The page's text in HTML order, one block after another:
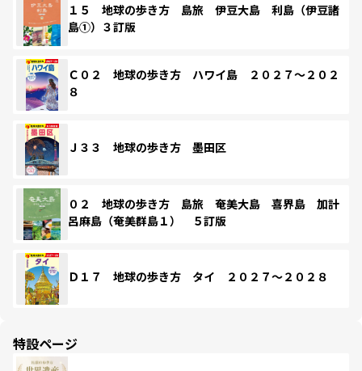
１５ 地球の歩き方 島旅 伊豆大島 利島（伊豆諸
島①）３訂版
Ｃ０２ 地球の歩き方 ハワイ島 ２０２７～２０２
８
Ｊ３３ 地球の歩き方 墨田区
０２ 地球の歩き方 島旅 奄美大島 喜界島 加計
呂麻島（奄美群島１） ５訂版
Ｄ１７ 地球の歩き方 タイ ２０２７～２０２８
特設ページ